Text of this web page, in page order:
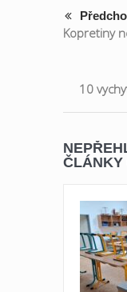
Kopretiny
10
ČLÁNKY